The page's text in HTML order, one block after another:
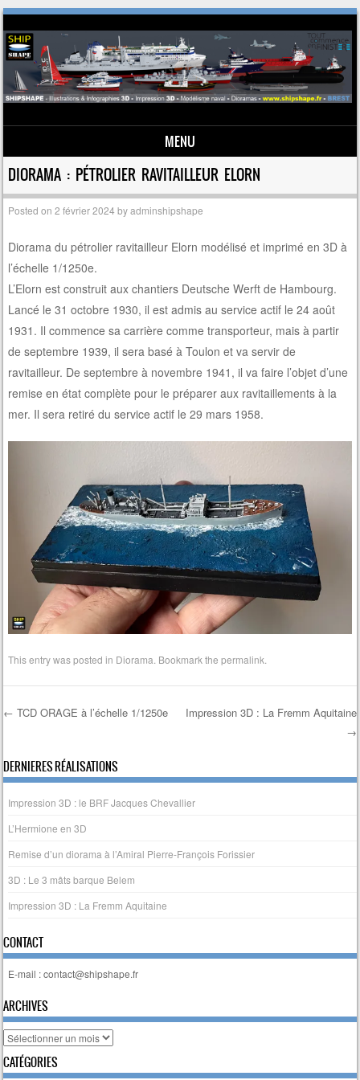
MENU
Skip to content
DIORAMA : PÉTROLIER RAVITAILLEUR ELORN
Posted on2 février 2024 byadminshipshape
Diorama du pétrolier ravitailleur Elorn modélisé et imprimé en 3D à
l’échelle 1/1250e.
L’Elorn est construit aux chantiers Deutsche Werft de Hambourg.
Lancé le 31 octobre 1930, il est admis au service actif le 24 août
1931. Il commence sa carrière comme transporteur, mais à partir
de septembre 1939, il sera basé à Toulon et va servir de
ravitailleur. De septembre à novembre 1941, il va faire l’objet d’une
remise en état complète pour le préparer aux ravitaillements à la
mer. Il sera retiré du service actif le 29 mars 1958.
This entry was posted in Diorama . Bookmark thepermalink
← TCD ORAGE à l’échelle 1/1250e
Impression 3D : La Fremm Aquitaine
→
DERNIERES RÉALISATIONS
Impression 3D : le BRF Jacques Chevallier
L’Hermione en 3D
Remise d’un diorama à l’Amiral Pierre-François Forissier
3D : Le 3 mâts barque Belem
Impression 3D : La Fremm Aquitaine
CONTACT
E-mail : contact@shipshape.fr
ARCHIVES
Archives
CATÉGORIES